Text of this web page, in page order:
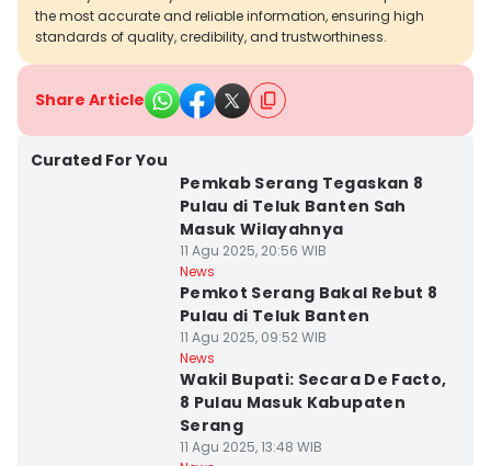
the most accurate and reliable information, ensuring high
standards of quality, credibility, and trustworthiness.
Share Article
Curated For You
Pemkab Serang Tegaskan 8
Pulau di Teluk Banten Sah
Masuk Wilayahnya
11 Agu 2025, 20:56 WIB
News
Pemkot Serang Bakal Rebut 8
Pulau di Teluk Banten
11 Agu 2025, 09:52 WIB
News
Wakil Bupati: Secara De Facto,
8 Pulau Masuk Kabupaten
Serang
11 Agu 2025, 13:48 WIB